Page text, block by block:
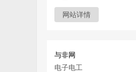
网站详情
与非网
电子电工